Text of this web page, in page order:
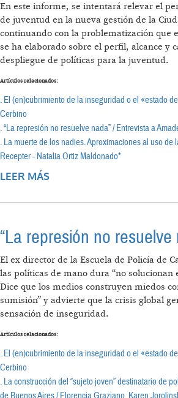
En este informe, se intentará relevar el
de juventud en la nueva gestión de la
continuando con la problematización que
se ha elaborado sobre el perfil, alcance y
despliegue de políticas para la juventud.
Artículos relacionados:
. El (en)cubrimiento de la inseguridad o el «estado
Cerbino
. “La represión no resuelve nada” / Entrevista a
. La muerte de los nadies. Aproximaciones al uso
Recepter - Natalia Ortiz Maldonado*
LEER MÁS
SOCIALES EN LA CIUDAD
“La represión no resuelve
El ex director de la Escuela de Policía de
las políticas de mano dura “no solucionan
Dice que los medios construyen miedos
sumisión” y advierte que la crisis global
sensación de inseguridad.
Artículos relacionados:
. El (en)cubrimiento de la inseguridad o el «estado
Cerbino
. La construcción del “sujeto joven” destinatario de